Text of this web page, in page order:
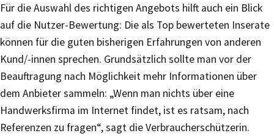
Für die Auswahl des richtigen Angebots hilft auch ein Blick
auf die Nutzer-Bewertung: Die als Top bewerteten Inserate
können für die guten bisherigen Erfahrungen von anderen
Kund/-innen sprechen. Grundsätzlich sollte man vor der
Beauftragung nach Möglichkeit mehr Informationen über
dem Anbieter sammeln: „Wenn man nichts über eine
Handwerksfirma im Internet findet, ist es ratsam, nach
Referenzen zu fragen“, sagt die Verbraucherschützerin.